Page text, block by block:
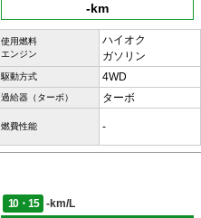
-km
使用燃料
エンジン
ハイオク
ガソリン
駆動方式 4WD
過給器（ターボ） ターボ
燃費性能 -
10・15
-km/L